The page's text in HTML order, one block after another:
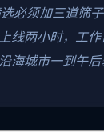
必须加三道筛
线两小时，工
海城市一到午